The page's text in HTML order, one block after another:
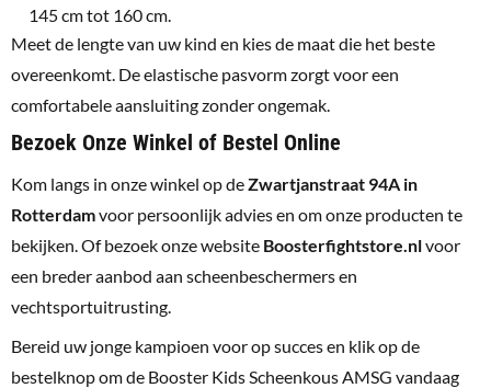
145 cm tot 160 cm.
Meet de lengte van uw kind en kies de maat die het beste
overeenkomt. De elastische pasvorm zorgt voor een
comfortabele aansluiting zonder ongemak.
Bezoek Onze Winkel of Bestel Online
Kom langs in onze winkel op deZwartjanstraat 94A in
Rotterdamvoor persoonlijk advies en om onze producten te
bekijken. Of bezoek onze website Boosterfightstore.nlvoor
een breder aanbod aan scheenbeschermers en
vechtsportuitrusting.
Bereid uw jonge kampioen voor op succes en klik op de
bestelknop om de Booster Kids Scheenkous AMSG vandaag